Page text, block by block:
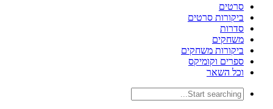
סרטים
ביקורות סרטים
סדרות
משחקים
ביקורות משחקים
ספרים וקומיקס
וכל השאר